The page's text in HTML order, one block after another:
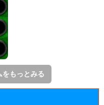
もっとみる